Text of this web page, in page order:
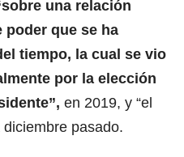
una relación
poder que se ha
tiempo, la cual se vio
por la elección
en 2019, y “el
pasado.